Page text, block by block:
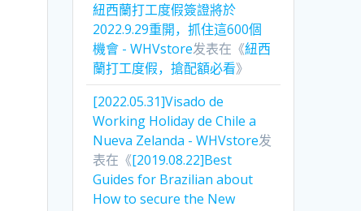
紐西蘭打工度假簽證將於
2022.9.29重開，抓住這600個
機會 - WHVstore发表在《紐西
蘭打工度假，搶配額必看》
[2022.05.31]Visado de
Working Holiday de Chile a
Nueva Zelanda - WHVstore发
表在《[2019.08.22]Best
Guides for Brazilian about
How to secure the New